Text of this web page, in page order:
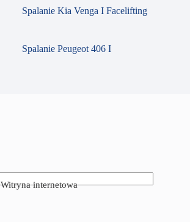
Spalanie Kia Venga I Facelifting
Spalanie Peugeot 406 I
Witryna internetowa